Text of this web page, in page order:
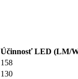
Účinnosť LED (LM/
158
130